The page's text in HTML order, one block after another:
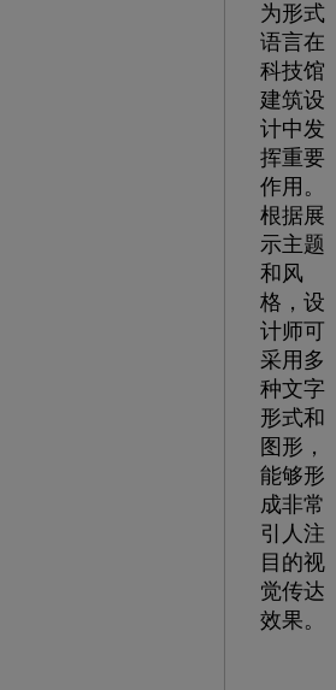
为形式
语言在
科技馆
建筑设
计中发
挥重要
作用。
根据展
示主题
和风
格，设
计师可
采用多
种文字
形式和
图形，
能够形
成非常
引人注
目的视
觉传达
效果。